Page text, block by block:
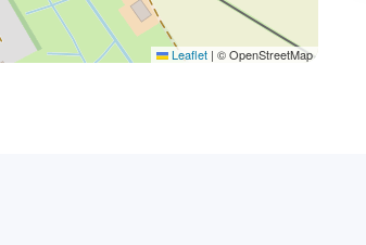
Leaflet | © OpenStreetMap